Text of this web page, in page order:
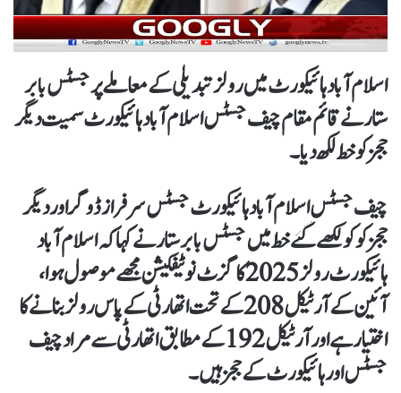
اسلام آباد ہائیکورٹ میں رولز تبدیلی کےمعاملے پرجسٹس بابر
ستار نے قائم مقام چیف جسٹس اسلام آباد ہائیکورٹ سمیت دیگر
ججز کوخط لکھ دیا۔
چیف جسٹس اسلام آباد ہائیکورٹ جسٹس سرفراز ڈوگر اور دیگر
ججز کو کو لکھے گئے خط میں جسٹس بابر ستار نے کہا کہ اسلام آباد
ہائیکورٹ رولز 2025 کا گزٹ نوٹیفکیشن مجھے موصول ہوا،
آئین کے آرٹیکل 208 کے تحت اتھارٹی کے پاس رولز بنانےکا
اختیار ہےاور آرٹیکل 192 کے مطابق اتھارٹی سے مراد چیف
جسٹس اور ہائیکورٹ کے ججز ہیں۔